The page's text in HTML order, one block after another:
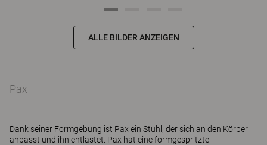
ALLE BILDER ANZEIGEN
Pax
Dank seiner Formgebung ist Pax ein Stuhl, der sich an den Körper
anpasst und ihn entlastet. Pax hat eine formgespritzte